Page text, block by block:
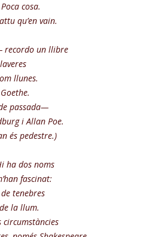
cosa.
qu’en vain.
recordo un llibre
llunes.
passada—
i Allan Poe.
és pedestre.)
ha dos noms
fascinat:
de tenebres
la llum.
circumstàncies